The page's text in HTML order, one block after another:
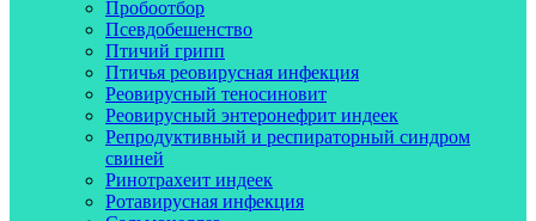
Пробоотбор
Псевдобешенство
Птичий грипп
Птичья реовирусная инфекция
Реовирусный теносиновит
Реовирусный энтеронефрит индеек
Репродуктивный и респираторный синдром
свиней
Ринотрахеит индеек
Ротавирусная инфекция